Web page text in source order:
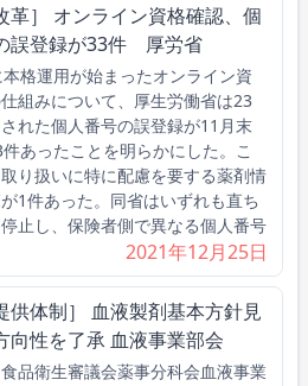
革］ オンライン資格確認、個
誤登録が33件 厚労省
格運用が始まったオンライン資
組みについて、厚生労働省は23
れた個人番号の誤登録が11月末
あったことを明らかにした。こ
り扱いに特に配慮を要する薬剤情
1件あった。同省はいずれも直ち
止し、保険者側で異なる個人番号
2021年12月25日
供体制］ 血液製剤基本方針見
向性を了承 血液事業部会
品衛生審議会薬事分科会血液事業